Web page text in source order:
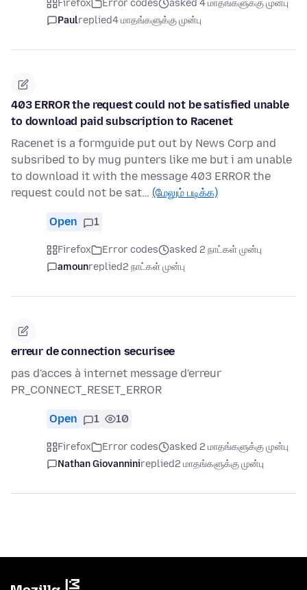
Firefox Error codes
asked 4 மாதங்களுக்கு முன்பு
Paulreplied4 மாதங்களுக்கு முன்பு
403 ERROR the request could not be satisfied unable
to download paid subscription to Racenet
Racenet is a formguide put out by News Corp and
subsribed to by mug punters like me but i am unable
to download it with the message 403 ERROR the
request could not be sat… (மேலும் படிக்க)
Open 1
Firefox Error codes
asked 2 நாட்கள் முன்பு
amounreplied2 நாட்கள் முன்பு
erreur de connection securisee
pas d'acces à internet message d'erreur
PR_CONNECT_RESET_ERROR
Open 1 10
Firefox Error codes
asked 2 மாதங்களுக்கு முன்பு
Nathan Giovanninireplied2 மாதங்களுக்கு முன்பு